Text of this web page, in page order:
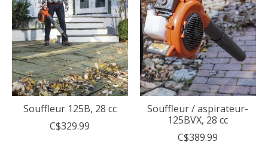
Souffleur 125B, 28 cc
C$329.99
Souffleur / aspirateur-
125BVX, 28 cc
C$389.99